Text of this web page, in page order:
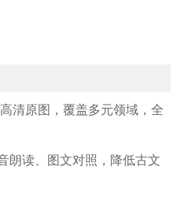
清原图，覆盖多元领域，全
读、图文对照，降低古文